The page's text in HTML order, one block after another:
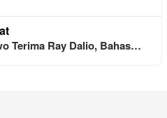
Terima Ray Dalio, Bahas…